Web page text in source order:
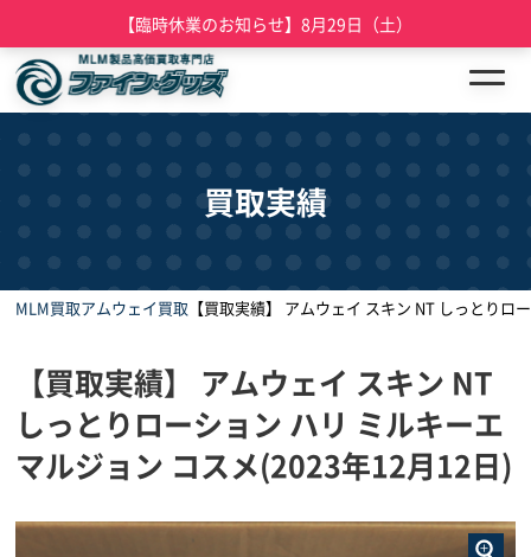
【臨時休業のお知らせ】8月29日（土）
買取実績
MLM買取アムウェイ買取 【買取実績】 アムウェイ スキン NT しっとり
【買取実績】 アムウェイ スキン NT
しっとりローション ハリ ミルキーエ
マルジョン コスメ(2023年12月12日)